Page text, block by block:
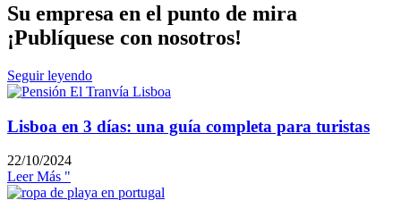
Su empresa en el punto de mira
¡Publíquese con nosotros!
Seguir leyendo
Lisboa en 3 días: una guía completa para turistas
22/10/2024
Leer Más "